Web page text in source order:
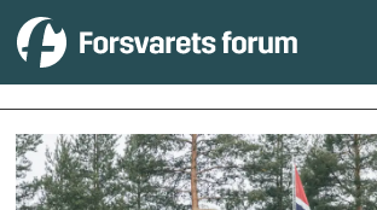
Tag:
kol